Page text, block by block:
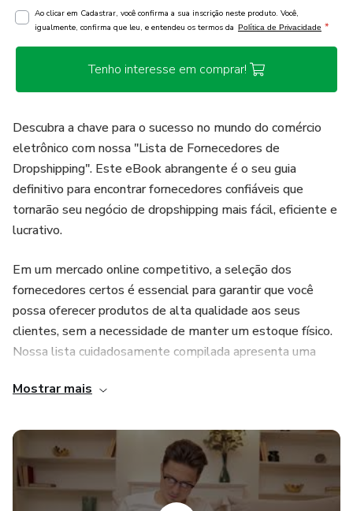
Ao clicar em Cadastrar, você confirma a sua inscrição neste produto. Você,
igualmente, confirma que leu, e entendeu os termos da Política de Privacidade *
Tenho interesse em comprar!
Descubra a chave para o sucesso no mundo do comércio
eletrônico com nossa "Lista de Fornecedores de
Dropshipping". Este eBook abrangente é o seu guia
definitivo para encontrar fornecedores confiáveis que
tornarão seu negócio de dropshipping mais fácil, eficiente e
lucrativo.
Em um mercado online competitivo, a seleção dos
fornecedores certos é essencial para garantir que você
possa oferecer produtos de alta qualidade aos seus
clientes, sem a necessidade de manter um estoque físico.
Nossa lista cuidadosamente compilada apresenta uma
categorias de produtos, permitindo que você escolha os
O que você encontrará neste eBook:
Uma seleção diversificada de fornecedores de
Mostrar mais